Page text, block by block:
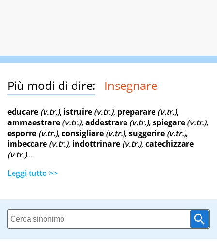
Più modi di dire: Insegnare
educare (v.tr.), istruire (v.tr.), preparare (v.tr.),
ammaestrare (v.tr.),addestrare (v.tr.),spiegare (v.tr.),
esporre (v.tr.),consigliare (v.tr.),suggerire (v.tr.),
imbeccare (v.tr.), indottrinare (v.tr.),catechizzare
(v.tr.)...
Leggi tutto >>